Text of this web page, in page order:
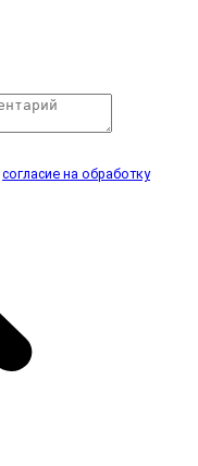
согласие на обработку